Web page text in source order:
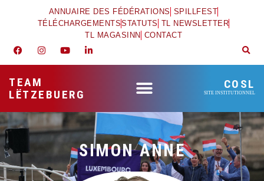
ANNUAIRE DES FÉDÉRATIONS SPILLFEST
TÉLÉCHARGEMENTSSTATUTS TL NEWSLETTER
TL MAGASINN CONTACT
TEAM
LËTZEBUERG
COSL
SITE INSTITUTIONNEL
SIMON ANNE